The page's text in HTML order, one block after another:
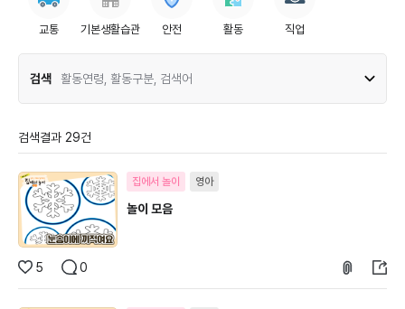
교통 기본생활습관 안전 활동 직업
검색 활동연령, 활동구분, 검색어
검색결과 29건
집에서 놀이 영아
놀이 모음
5 0